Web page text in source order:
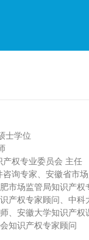
士学位
权专业委员会 主任
询专家、安徽省市
市场监管局知识产权
产权专家顾问、中科
、安徽大学知识产权
知识产权专家顾问